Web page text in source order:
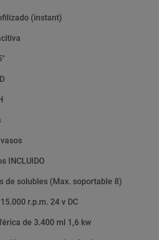
(instant)
INCLUIDO
de solubles (Max. soportable 8)
r.p.m. 24 v DC
de 3.400 ml 1,6 kw